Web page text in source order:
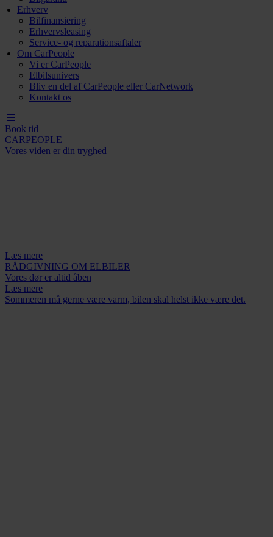
Erhverv
Bilfinansiering
Erhvervsleasing
Service- og reparationsaftaler
Om CarPeople
Vi er CarPeople
Elbilsunivers
Bliv en del af CarPeople eller CarNetwork
Kontakt os
Book tid
CARPEOPLE
Vores viden er din tryghed
Læs mere
RÅDGIVNING OM ELBILER
Vores dør er altid åben
Læs mere
Sommeren må gerne være varm, bilen skal helst ikke være det.